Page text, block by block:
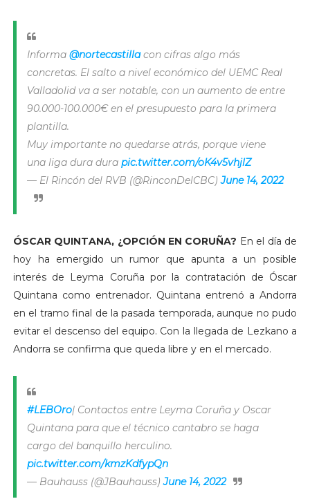
Informa @nortecastillacon cifras algo más
concretas. El salto a nivel económico del UEMC Real
Valladolid va a ser notable, con un aumento de entre
90.000-100.000€ en el presupuesto para la primera
plantilla.
Muy importante no quedarse atrás, porque viene
una liga dura dura pic.twitter.com/oK4v5vhjlZ
— El Rincón del RVB (@RinconDelCBC)June 14, 2022
ÓSCAR QUINTANA, ¿OPCIÓN EN CORUÑA? En el día de
hoy ha emergido un rumor que apunta a un posible
interés de Leyma Coruña por la contratación de Óscar
Quintana como entrenador. Quintana entrenó a Andorra
en el tramo final de la pasada temporada, aunque no pudo
evitar el descenso del equipo. Con la llegada de Lezkano a
Andorra se confirma que queda libre y en el mercado.
#LEBOro| Contactos entre Leyma Coruña y Oscar
Quintana para que el técnico cantabro se haga
cargo del banquillo herculino.
pic.twitter.com/kmzKdfypQn
— Bauhauss (@JBauhauss)June 14, 2022